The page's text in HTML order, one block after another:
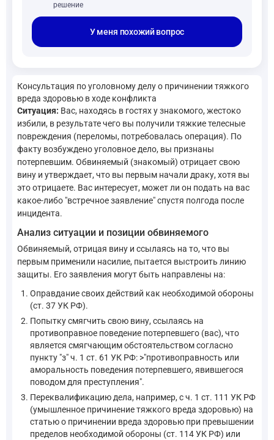
решение
У меня похожий вопрос
Консультация по уголовному делу о причинении тяжкого
вреда здоровью в ходе конфликта
Ситуация: Вас, находясь в гостях у знакомого, жестоко
избили, в результате чего вы получили тяжкие телесные
повреждения (переломы, потребовалась операция). По
факту возбуждено уголовное дело, вы признаны
потерпевшим. Обвиняемый (знакомый) отрицает свою
вину и утверждает, что вы первым начали драку, хотя вы
это отрицаете. Вас интересует, может ли он подать на вас
какое-либо "встречное заявление" спустя полгода после
инцидента.
Анализ ситуации и позиции обвиняемого
Обвиняемый, отрицая вину и ссылаясь на то, что вы
первым применили насилие, пытается выстроить линию
защиты. Его заявления могут быть направлены на:
Оправдание своих действий как необходимой обороны
(ст. 37 УК РФ).
Попытку смягчить свою вину, ссылаясь на
противоправное поведение потерпевшего (вас), что
является смягчающим обстоятельством согласно
пункту "з" ч. 1 ст. 61 УК РФ: >"противоправность или
аморальность поведения потерпевшего, явившегося
поводом для преступления".
Переквалификацию дела, например, с ч. 1 ст. 111 УК РФ
(умышленное причинение тяжкого вреда здоровью) на
статью о причинении вреда здоровью при превышении
пределов необходимой обороны (ст. 114 УК РФ) или